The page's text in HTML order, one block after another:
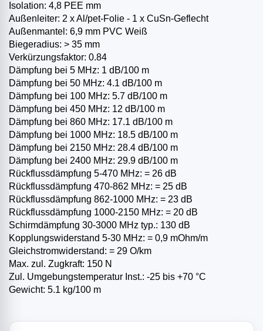
Isolation: 4,8 PEE mm
Außenleiter: 2 x Al/pet-Folie - 1 x CuSn-Geflecht
Außenmantel: 6,9 mm PVC Weiß
Biegeradius: > 35 mm
Verkürzungsfaktor: 0.84
Dämpfung bei 5 MHz: 1 dB/100 m
Dämpfung bei 50 MHz: 4.1 dB/100 m
Dämpfung bei 100 MHz: 5.7 dB/100 m
Dämpfung bei 450 MHz: 12 dB/100 m
Dämpfung bei 860 MHz: 17.1 dB/100 m
Dämpfung bei 1000 MHz: 18.5 dB/100 m
Dämpfung bei 2150 MHz: 28.4 dB/100 m
Dämpfung bei 2400 MHz: 29.9 dB/100 m
Rückflussdämpfung 5-470 MHz: = 26 dB
Rückflussdämpfung 470-862 MHz: = 25 dB
Rückflussdämpfung 862-1000 MHz: = 23 dB
Rückflussdämpfung 1000-2150 MHz: = 20 dB
Schirmdämpfung 30-3000 MHz typ.: 130 dB
Kopplungswiderstand 5-30 MHz: = 0,9 mOhm/m
Gleichstromwiderstand: = 29 O/km
Max. zul. Zugkraft: 150 N
Zul. Umgebungstemperatur Inst.: -25 bis +70 °C
Gewicht: 5.1 kg/100 m